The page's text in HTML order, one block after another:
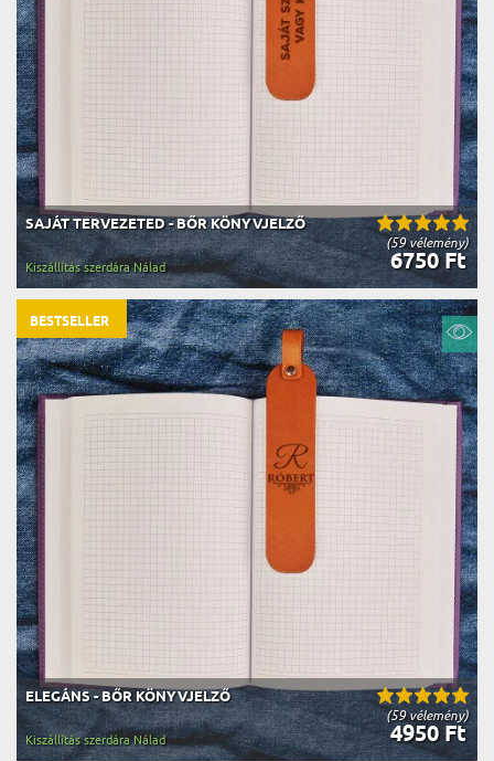
(59 vélemény)
SAJÁT TERVEZETED - BŐR KÖNYVJELZŐ
6750 Ft
Kiszállítás szerdára Nálad
(59 vélemény)
ELEGÁNS - BŐR KÖNYVJELZŐ
4950 Ft
Kiszállítás szerdára Nálad
BESTSELLER